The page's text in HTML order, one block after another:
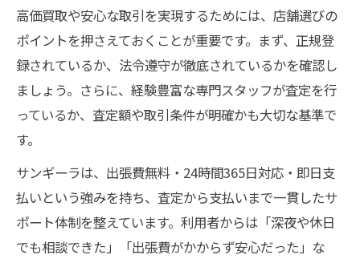
高価買取や安心な取引を実現するためには、店舗選びの
ポイントを押さえておくことが重要です。まず、正規登
録されているか、法令遵守が徹底されているかを確認し
ましょう。さらに、経験豊富な専門スタッフが査定を行
っているか、査定額や取引条件が明確かも大切な基準で
す。
サンギーラは、出張費無料・24時間365日対応・即日支
払いという強みを持ち、査定から支払いまで一貫したサ
ポート体制を整えています。利用者からは「深夜や休日
でも相談できた」「出張費がかからず安心だった」な